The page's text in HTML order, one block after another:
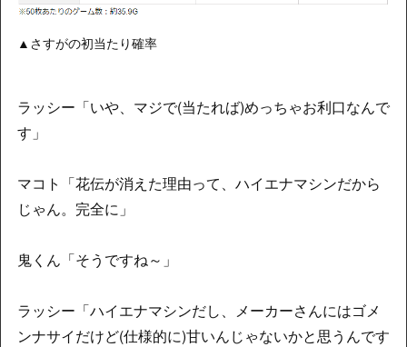
▲さすがの初当たり確率
ラッシー「いや、マジで(当たれば)めっちゃお利口なんで
す」
マコト「花伝が消えた理由って、ハイエナマシンだから
じゃん。完全に」
鬼くん「そうですね～」
ラッシー「ハイエナマシンだし、メーカーさんにはゴメ
ンナサイだけど(仕様的に)甘いんじゃないかと思うんです